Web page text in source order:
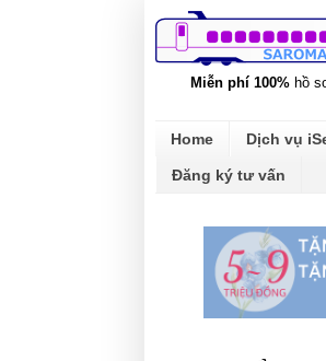
Miễn phí 100% hồ
Home Dịch vụ
Đăng ký tư vấn